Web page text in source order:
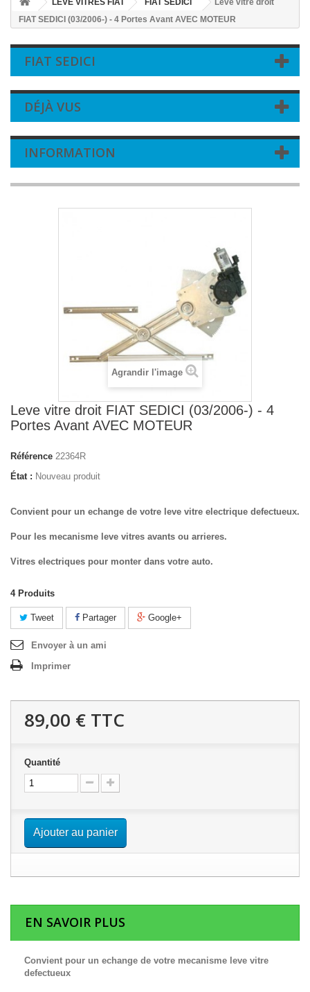
LEVE VITRES FIAT FIAT SEDICI
Leve vitre droit
FIAT SEDICI (03/2006-) - 4 Portes Avant AVEC MOTEUR
FIAT SEDICI
DÉJÀ VUS
INFORMATION
Agrandir l'image
Leve vitre droit FIAT SEDICI (03/2006-) - 4
Portes Avant AVEC MOTEUR
Référence 22364R
État : Nouveau produit
Convient pour un echange de votre leve vitre electrique defectueux.
Pour les mecanisme leve vitres avants ou arrieres.
Vitres electriques pour monter dans votre auto.
4 Produits
Tweet Partager Google+
Envoyer à un ami
Imprimer
89,00 € TTC
Quantité
Ajouter au panier
EN SAVOIR PLUS
Convient pour un echange de votre mecanisme leve vitre
defectueux